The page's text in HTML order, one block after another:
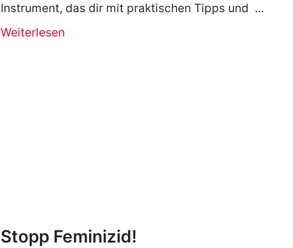
Instrument, das dir mit praktischen Tipps und
Weiterlesen
Stopp Feminizid!